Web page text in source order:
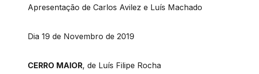
​Apresentação de Carlos Avilez e Luís Machado
​Dia 19 de Novembro de 2019
​CERRO MAIOR, de Luís Filipe Rocha